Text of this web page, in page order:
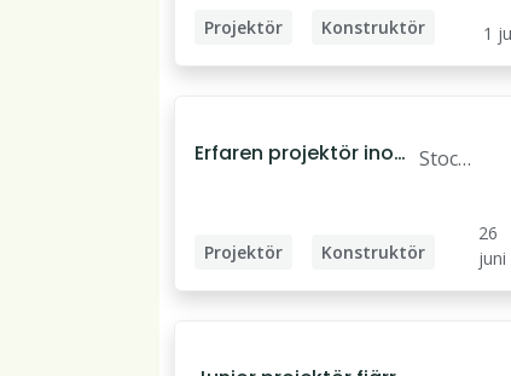
Projektör
Konstruktör
Civilingenjör
1
Erfaren projektör inom Stock
Projektör
Konstruktör
Energiingenjör
26
juni